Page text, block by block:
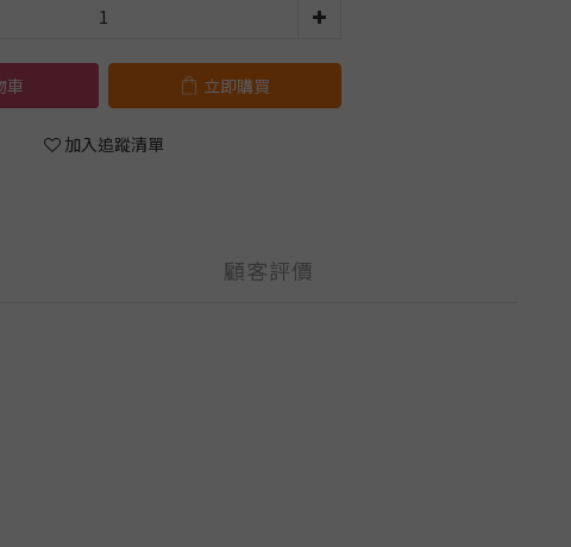
車 立即購買
加入追蹤清單
顧客評價